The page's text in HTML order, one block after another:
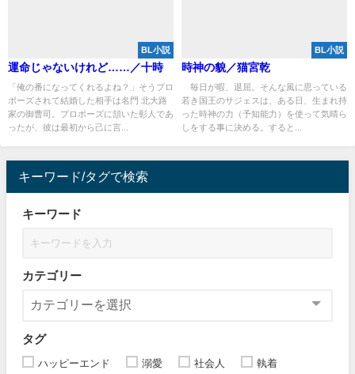
BL小説
運命じゃないけれど……／十時
「俺の番になってくれるよね？」そうプロ
ポーズされて結婚した相手は名門 北大路
家の御曹司。プロポーズに頷いた彰人であ
ったが、彼は最初から己に言...
BL小説
時神の貌／猫宮乾
毎日が暇、退屈。そんな風に思っている
若き国王のサジェスは、ある日、生まれ持
った時神の力（予知能力）を使って気晴ら
しをする事に決める。すると...
キーワード/タグで検索
キーワード
カテゴリー
タグ
ハッピーエンド 溺愛 社会人
執着